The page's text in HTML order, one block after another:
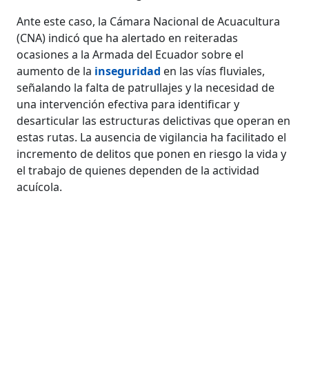
Ante este caso, la Cámara Nacional de Acuacultura
(CNA) indicó que ha alertado en reiteradas
ocasiones a la Armada del Ecuador sobre el
aumento de la inseguridad en las vías fluviales,
señalando la falta de patrullajes y la necesidad de
una intervención efectiva para identificar y
desarticular las estructuras delictivas que operan en
estas rutas. La ausencia de vigilancia ha facilitado el
incremento de delitos que ponen en riesgo la vida y
el trabajo de quienes dependen de la actividad
acuícola.